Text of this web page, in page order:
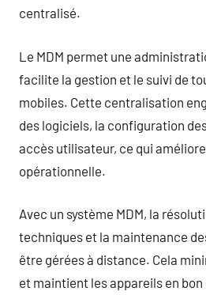
centralisé.
Le MDM permet une
facilite la gestion et le suivi de
mobiles. Cette centralisation
des logiciels, la configuration
accès utilisateur, ce qui
opérationnelle.
Avec un système MDM, la
techniques et la maintenance
être gérées à distance. Cela
et maintient les appareils en bon